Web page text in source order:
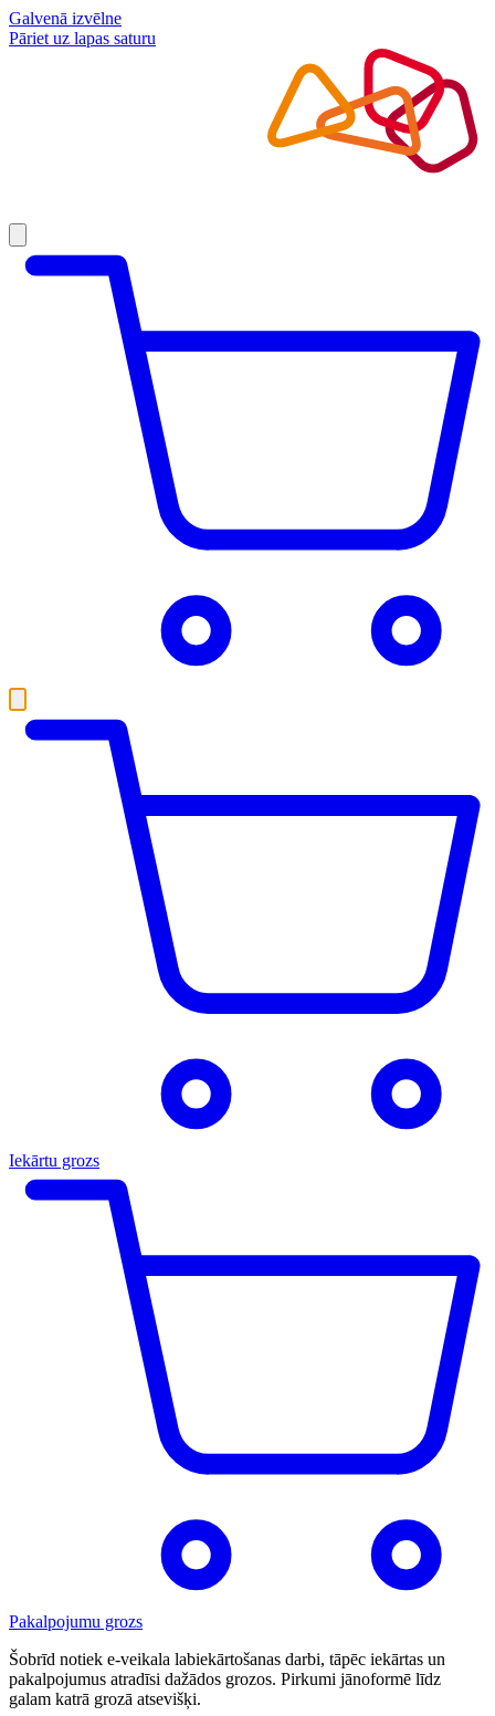
Galvenā izvēlne
Pāriet uz lapas saturu
Iekārtu grozs
Pakalpojumu grozs
Šobrīd notiek e-veikala labiekārtošanas darbi, tāpēc iekārtas un
pakalpojumus atradīsi dažādos grozos. Pirkumi jānoformē līdz
galam katrā grozā atsevišķi.